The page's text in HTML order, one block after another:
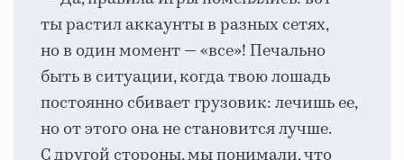
ты растил аккаунты в разных сетях,
но в один момент — «все»! Печально
быть в ситуации, когда твою лошадь
постоянно сбивает грузовик: лечишь ее,
но от этого она не становится лучше.